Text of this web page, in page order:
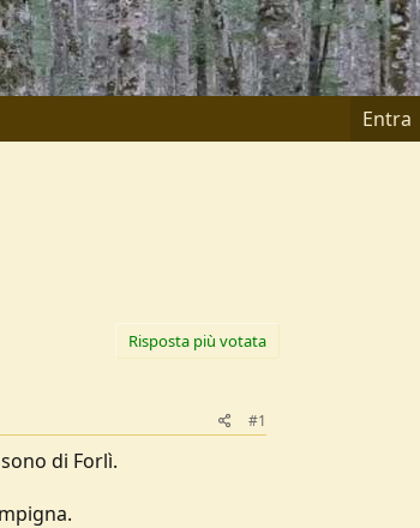
Entra
Risposta più votata
#1
di Forlì.